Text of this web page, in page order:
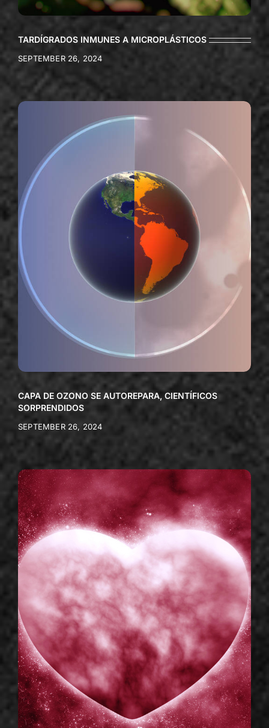
TARDÍGRADOS INMUNES A MICROPLÁSTICOS
SEPTEMBER 26, 2024
CAPA DE OZONO SE AUTOREPARA, CIENTÍFICOS
SORPRENDIDOS
SEPTEMBER 26, 2024